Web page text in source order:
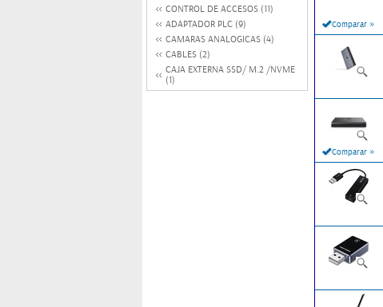
CONTROL DE ACCESOS (11)
ADAPTADOR PLC (9)
CAMARAS ANALOGICAS (4)
CABLES (2)
CAJA EXTERNA SSD/ M.2 /NVME
(1)
Comparar »
Comparar »